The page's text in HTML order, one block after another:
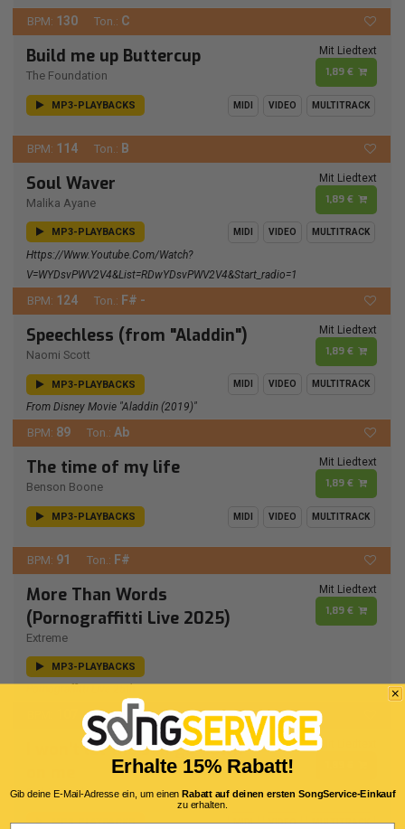
BPM: 130 Ton.: C
Build me up Buttercup
The Foundation
Mit Liedtext
1,89 €
MP3-PLAYBACKS MIDI VIDEO MULTITRACK
BPM: 114 Ton.: B
Soul Waver
Malika Ayane
Mit Liedtext
1,89 €
MP3-PLAYBACKS MIDI VIDEO MULTITRACK
Https://www.youtube.com/watch?
V=wYDsvPWV2V4&list=RDwYDsvPWV2V4&start_radio=1
BPM: 124 Ton.: F# -
Speechless (from "Aladdin")
Naomi Scott
Mit Liedtext
1,89 €
MP3-PLAYBACKS MIDI VIDEO MULTITRACK
From Disney Movie "Aladdin (2019)"
BPM: 89 Ton.: Ab
The time of my life
Benson Boone
Mit Liedtext
1,89 €
MP3-PLAYBACKS MIDI VIDEO MULTITRACK
BPM: 91 Ton.: F#
More Than Words
(Pornograffitti Live 2025)
Extreme
Mit Liedtext
1,89 €
MP3-PLAYBACKS
Ton.:A
I won't let the sun go down
Robin Cook
Mit Liedtext
MP3-PLAYBACKS MIDI VIDEO MULTITRACK
Erhalte 15% Rabatt!
Gib deine E-Mail-Adresse ein, um einenRabatt auf deinen ersten SongService-Einkauf
zu erhalten.